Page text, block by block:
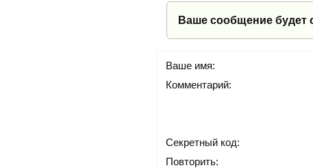
Ваше сообщение будет
Ваше имя:
Комментарий:
Секретный код:
Повторить: